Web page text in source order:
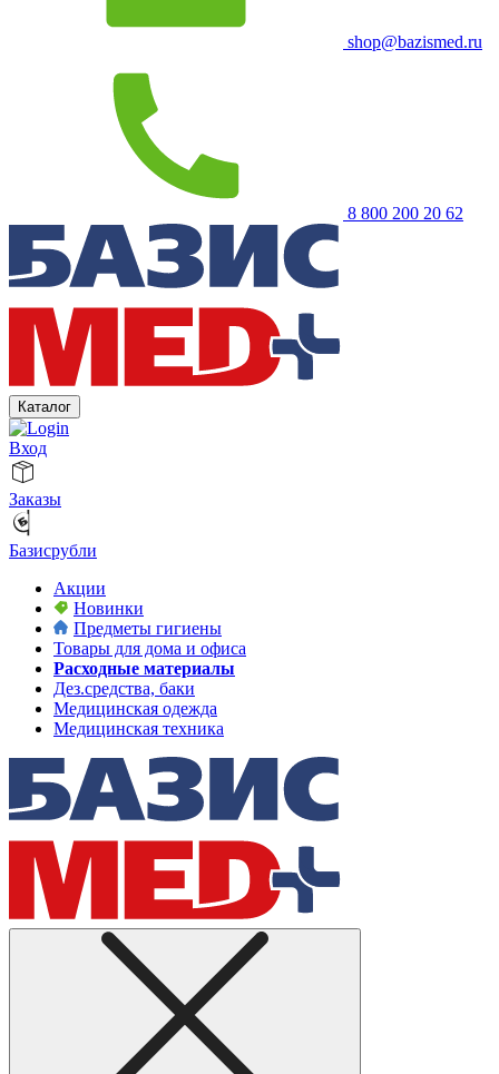
shop@bazismed.ru
8 800 200 20 62
Каталог
Вход
Заказы
Базисрубли
Акции
Новинки
Предметы гигиены
Товары для дома и офиса
Расходные материалы
Дез.средства, баки
Медицинская одежда
Медицинская техника